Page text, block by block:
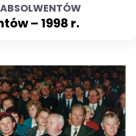
– 1998 r.